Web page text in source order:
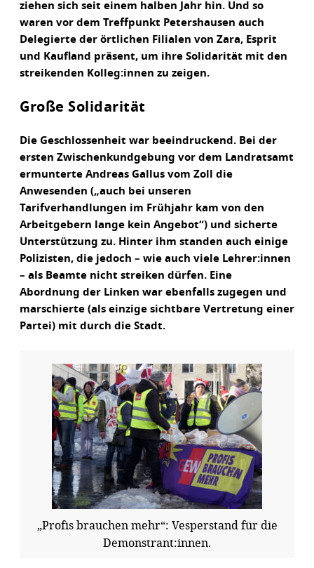
ziehen sich seit einem halben Jahr hin. Und so
waren vor dem Treffpunkt Petershausen auch
Delegierte der örtlichen Filialen von Zara, Esprit
und Kaufland präsent, um ihre Solidarität mit den
streikenden Kolleg:innen zu zeigen.
Große Solidarität
Die Geschlossenheit war beeindruckend. Bei der
ersten Zwischenkundgebung vor dem Landratsamt
ermunterte Andreas Gallus vom Zoll die
Anwesenden („auch bei unseren
Tarifverhandlungen im Frühjahr kam von den
Arbeitgebern lange kein Angebot“) und sicherte
Unterstützung zu. Hinter ihm standen auch einige
Polizisten, die jedoch – wie auch viele Lehrer:innen
– als Beamte nicht streiken dürfen. Eine
Abordnung der Linken war ebenfalls zugegen und
marschierte (als einzige sichtbare Vertretung einer
Partei) mit durch die Stadt.
„Profis brauchen mehr“: Vesperstand für die
Demonstrant:innen.